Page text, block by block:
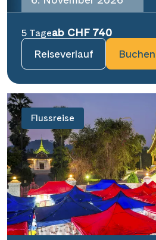
5 Tageab CHF 740
Reiseverlauf
Buchen
Flussreise